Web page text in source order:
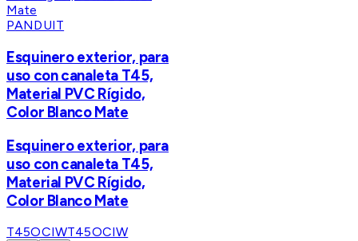
PANDUIT
Esquinero exterior, para
uso con canaleta T45,
Material PVC Rígido,
Color Blanco Mate
Esquinero exterior, para
uso con canaleta T45,
Material PVC Rígido,
Color Blanco Mate
T45OCIWT45OCIW